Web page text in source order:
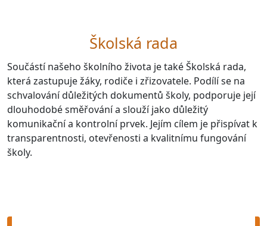
Školská rada
Součástí našeho školního života je také Školská rada,
která zastupuje žáky, rodiče i zřizovatele. Podílí se na
schvalování důležitých dokumentů školy, podporuje její
dlouhodobé směřování a slouží jako důležitý
komunikační a kontrolní prvek. Jejím cílem je přispívat k
transparentnosti, otevřenosti a kvalitnímu fungování
školy.